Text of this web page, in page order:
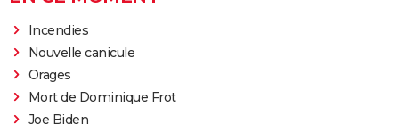
Incendies
Nouvelle canicule
Orages
Mort de Dominique Frot
Joe Biden